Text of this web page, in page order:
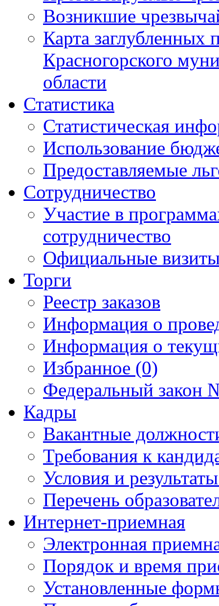
Возникшие
Карта
Красногорского
области
Статистика
Статистическая
Использование
Предоставляемые
Сотрудничество
Участие в
сотрудничество
Официальные
Торги
Реестр заказов
Информация о
Информация о
Избранное (0)
Федеральный закон
Кадры
Вакантные
Требования к
Условия и
Перечень
Интернет-приемная
Электронная
Порядок и время
Установленные